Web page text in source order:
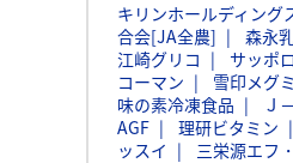
キリンホールディング
合会[JA全農]
森永
江崎グリコ
サッポ
コーマン
雪印メグ
味の素冷凍食品
Ｊ
AGF
理研ビタミン
ッスイ
三栄源エフ